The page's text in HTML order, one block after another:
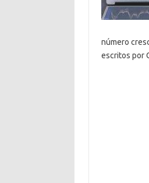
número
escritos por